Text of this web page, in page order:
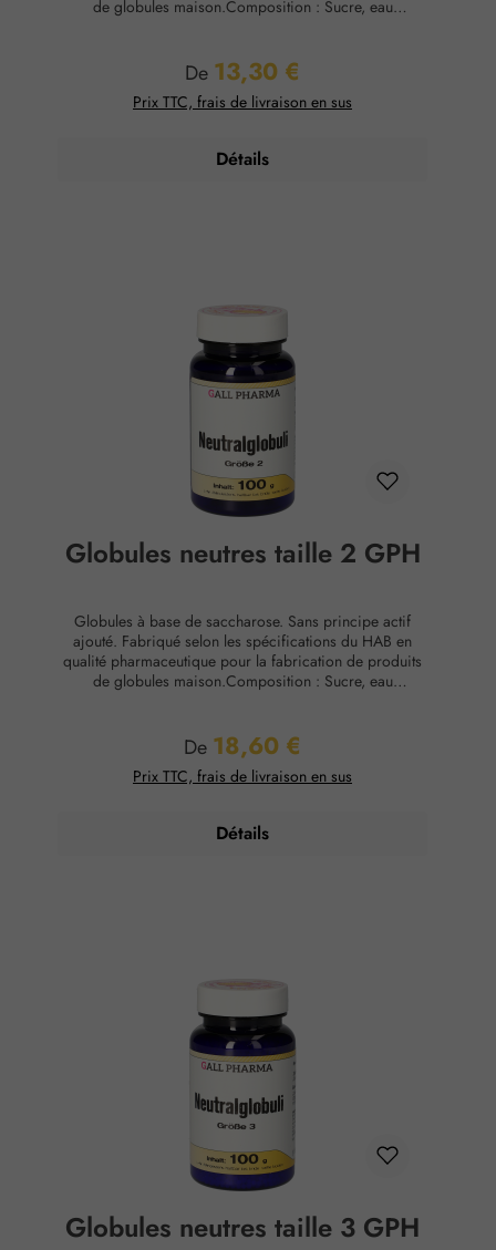
de globules maison.Composition : Sucre, eau
Prix régulier :
De 13,30 €
Prix TTC, frais de livraison en sus
Détails
Globules neutres taille 2 GPH
Globules à base de saccharose. Sans principe actif
ajouté. Fabriqué selon les spécifications du HAB en
qualité pharmaceutique pour la fabrication de produits
de globules maison.Composition : Sucre, eau
Prix régulier :
De 18,60 €
Prix TTC, frais de livraison en sus
Détails
Globules neutres taille 3 GPH